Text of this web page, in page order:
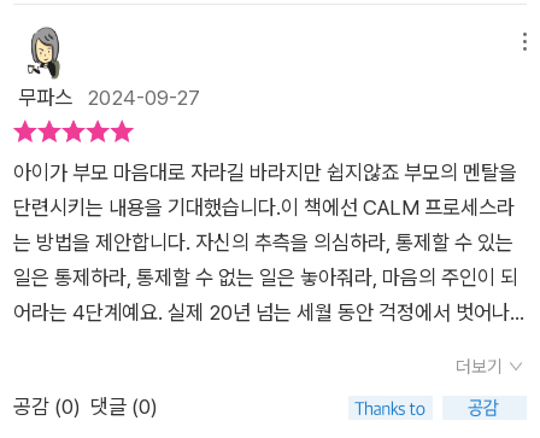
o’는 “통제할 수 있는 일은 통제하고, 통제할 수 없는 일은 놓아줘
라”다. 저자는 걱정이 들끓기 시작하면 가만히 앉아 마음을 졸이
는 대신 자리에서 일어나 무언가를 하라고 제시한다. 이때 핵심은
지금 내가 할 수 있는 일에 집중하는 것이다. 혹은 “오늘 내가 해
야 할 일에서 지울 수 있는 일은 무엇인가” 스스로에게 질문하며
최대한 단순화시키는 연습을 해보는 것도 좋은 방법인 듯하다. 저
자는 우리가 끊어질 것 같은 최대 장력 상태가 될 때까지 무리하
게 되는 이유는 자신이 모든 일을 다 해야 한다는 생각 때문이라
고 한다. 성공은 모든 일을 다 해내야만 얻을 수 있는 게 아니라,
가장 우선으로 해야 할 일과 무엇을 하지 않아도 되는지를 잘 아
는 데서 결정된다고 하지 않던가. 통제할 수 있는 일은 통제하고,
내려놓아야 할 일은 내려놓는 연습을 꾸준히 실천해봐야겠다.
그램 #그림책스타그램 #협찬 '이 리뷰는 컬처블룸을 통해 출판사
에서 도서를 제공 받아, 직접 읽고 작성한 리뷰입니다.'
들게 되었어요.⠀[CALM 프로세스]1.Challenge YourAssumpti
ons.자신의추측을 의심하라.2.Act to Control theControllabl
e.통제할수 있는 일은 통제하라.3.Let Go of theUncontrollabl
e.통제할수 없는 일은 놓아줘라.4.Master Your Mind.마음의 주
인이 되어라⠀한참 울며 걱정하던시기에CALM 프로세스를 적용
할 수 있었다면 '긴시간 헤매지 않고마음의 평화를 찾을 수 있었
겠구나'하는생각이 들었죠.⠀여전히 다른 걱정거리를만들어걱정
하고있는 저를 돌아보는 시간이 되었고요.⠀⠀⠀⠀⠀⠀⠀⠀⠀📌부
정적인 생각을내려놓고통제할 수 있는 일은통제하고그 외의 일
⠀⠀⠀⠀⠀⠀📌이 책은자녀양육법을 조언하지 않아요.⠀대신,걱정
이 많은 엄마들의스트레스와 걱정을 낮춰행복하게양육에 몰입할
같은가? 그렇다면 당신은 엄마의 멘탈 수업을 만나야 한다. ​참고
로 엄마의 멘탈 수업은 자녀 양육법을 알려주고 조언하는 책이 아
니다. 나와 같이 걱정에 사로잡힌 엄마를 위해 개발된 4단계 프로
세스를 알려준다. 일명 CALM 프로세스. 이는 검증된 테스트를
만들어진 책이다. 구성과 추천 대상4단계 프로세스1. 자신만의
추측을 의심하라.2. 통제할 수 있는 일은 통제하라.3. 통제할 수
없는 일은 놓아줘라.4. 마음의 주인이 되어라.엄마의 멘탈 수업>
> 구성 : 총 5부로 구성된 이 책은 4가지 프로세스의 단계를 소개
하고 각 챕터별로 프로세스를 실행, 활용하는 방법을 담았다. ​마
지막 5부에서는 4단계를 하나로 정리한 전체 요약본으로 언제든
꺼내 한눈에 살펴볼 수 있도록 도왔다. 이 책을 통해, 걱정을 행동
무파스 2024-09-27
아이가 부모 마음대로 자라길 바라지만 쉽지않죠 부모의 멘탈을
단련시키는 내용을 기대했습니다.이 책에선 CALM 프로세스라
는 방법을 제안합니다. 자신의 추측을 의심하라, 통제할 수 있는
일은 통제하라, 통제할 수 없는 일은 놓아줘라, 마음의 주인이 되
어라는 4단계예요. 실제 20년 넘는 세월 동안 걱정에서 벗어나
게 따라할 수 있다니 더 좋아요. CALM 프로세스는 건강하지 않
은 사고 습관을 고치고 스트레스의 영향력을 낮추고 내면의 평화
더보기
공감 (0) 댓글 (0)